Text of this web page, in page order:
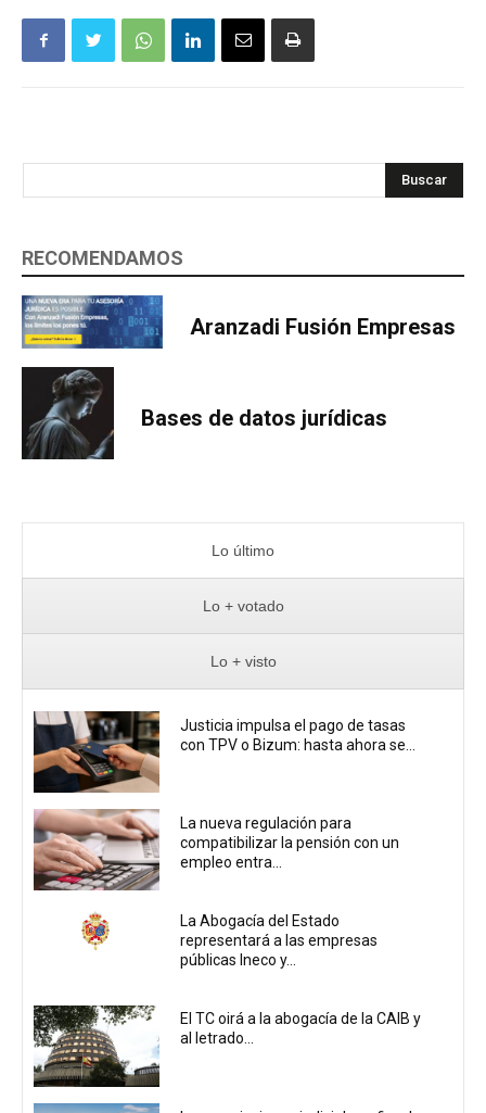
Buscar
RECOMENDAMOS
Aranzadi Fusión Empresas
Bases de datos jurídicas
Lo último
Lo + votado
Lo + visto
Justicia impulsa el pago de tasas
con TPV o Bizum: hasta ahora se...
La nueva regulación para
compatibilizar la pensión con un
empleo entra...
La Abogacía del Estado
representará a las empresas
públicas Ineco y...
El TC oirá a la abogacía de la CAIB y
al letrado...